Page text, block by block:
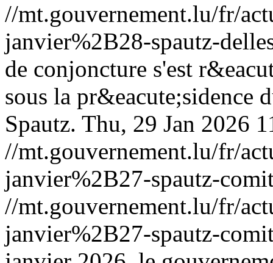
//mt.gouvernement.lu/fr/
janvier%2B28-spautz-
de conjoncture s'est
sous la pr&eacute;sidence
Spautz. Thu, 29 Jan 2026
//mt.gouvernement.lu/fr/
janvier%2B27-spautz-
//mt.gouvernement.lu/fr/
janvier%2B27-spautz-